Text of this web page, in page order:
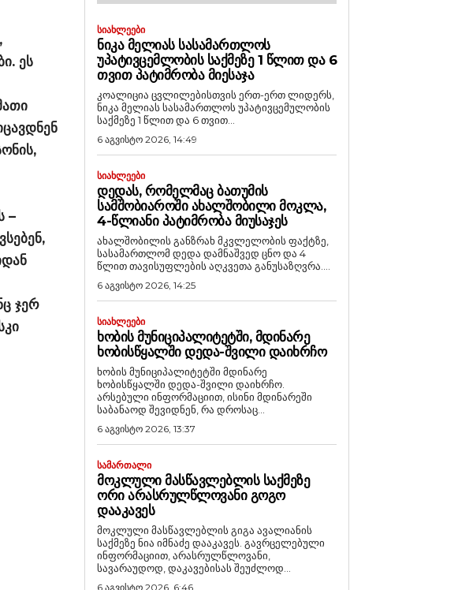
ეს
–
ჯერ
ᲡᲘᲐᲮᲚᲔᲔᲑᲘ
ᲜᲘᲙᲐ ᲛᲔᲚᲘᲐᲡ ᲡᲐᲡᲐᲛᲐᲠᲗᲚᲝᲡ
ᲣᲞᲐᲢᲘᲕᲪᲔᲛᲚᲝᲑᲘᲡ ᲡᲐᲥᲛᲔᲖᲔ 1 ᲬᲚᲘᲗ ᲓᲐ 6
ᲗᲕᲘᲗ ᲞᲐᲢᲘᲛᲠᲝᲑᲐ ᲛᲘᲔᲡᲐᲯᲐ
კოალიცია ცვლილებისთვის ერთ-ერთ ლიდერს,
ნიკა მელიას სასამართლოს უპატივცემულობის
საქმეზე 1 წლით და 6 თვით...
6 აგვისტო 2026, 14:49
ᲡᲘᲐᲮᲚᲔᲔᲑᲘ
ᲓᲔᲓᲐᲡ, ᲠᲝᲛᲔᲚᲛᲐᲪ ᲑᲐᲗᲣᲛᲘᲡ
ᲡᲐᲛᲨᲝᲑᲘᲐᲠᲝᲨᲘ ᲐᲮᲐᲚᲨᲝᲑᲘᲚᲘ ᲛᲝᲙᲚᲐ,
4-ᲬᲚᲘᲐᲜᲘ ᲞᲐᲢᲘᲛᲠᲝᲑᲐ ᲛᲘᲣᲡᲐᲯᲔᲡ
ახალშობილის განზრახ მკვლელობის ფაქტზე,
სასამართლომ დედა დამნაშვედ ცნო და 4
წლით თავისუფლების აღკვეთა განუსაზღვრა....
6 აგვისტო 2026, 14:25
ᲡᲘᲐᲮᲚᲔᲔᲑᲘ
ᲮᲝᲑᲘᲡ ᲛᲣᲜᲘᲪᲘᲞᲐᲚᲘᲢᲔᲢᲨᲘ, ᲛᲓᲘᲜᲐᲠᲔ
ᲮᲝᲑᲘᲡᲬᲧᲐᲚᲨᲘ ᲓᲔᲓᲐ-ᲨᲕᲘᲚᲘ ᲓᲐᲘᲮᲠᲩᲝ
ხობის მუნიციპალიტეტში მდინარე
ხობისწყალში დედა-შვილი დაიხრჩო.
არსებული ინფორმაციით, ისინი მდინარეში
საბანაოდ შევიდნენ, რა დროსაც...
6 აგვისტო 2026, 13:37
ᲡᲐᲛᲐᲠᲗᲐᲚᲘ
ᲛᲝᲙᲚᲣᲚᲘ ᲛᲐᲡᲬᲐᲕᲚᲔᲑᲚᲘᲡ ᲡᲐᲥᲛᲔᲖᲔ
ᲝᲠᲘ ᲐᲠᲐᲡᲠᲣᲚᲬᲚᲝᲕᲐᲜᲘ ᲒᲝᲒᲝ
ᲓᲐᲐᲙᲐᲕᲔᲡ
მოკლული მასწავლებლის გიგა ავალიანის
საქმეზე ნია იმნაძე დააკავეს. გავრცელებული
ინფორმაციით, არასრულწლოვანი,
სავარაუდოდ, დაკავებისას შეუძლოდ...
6 აგვისტო 2026, 6:46